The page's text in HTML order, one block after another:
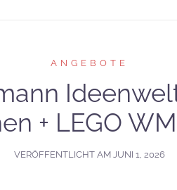
ANGEBOTE
+ LEGO
VERÖFFENTLICHT AM JUNI 1, 2026